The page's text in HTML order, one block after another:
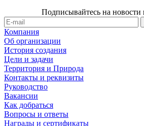
Подписывайтесь на новости
Компания
Об организации
История создания
Цели и задачи
Территория и Природа
Контакты и реквизиты
Руководство
Вакансии
Как добраться
Вопросы и ответы
Награды и сертификаты